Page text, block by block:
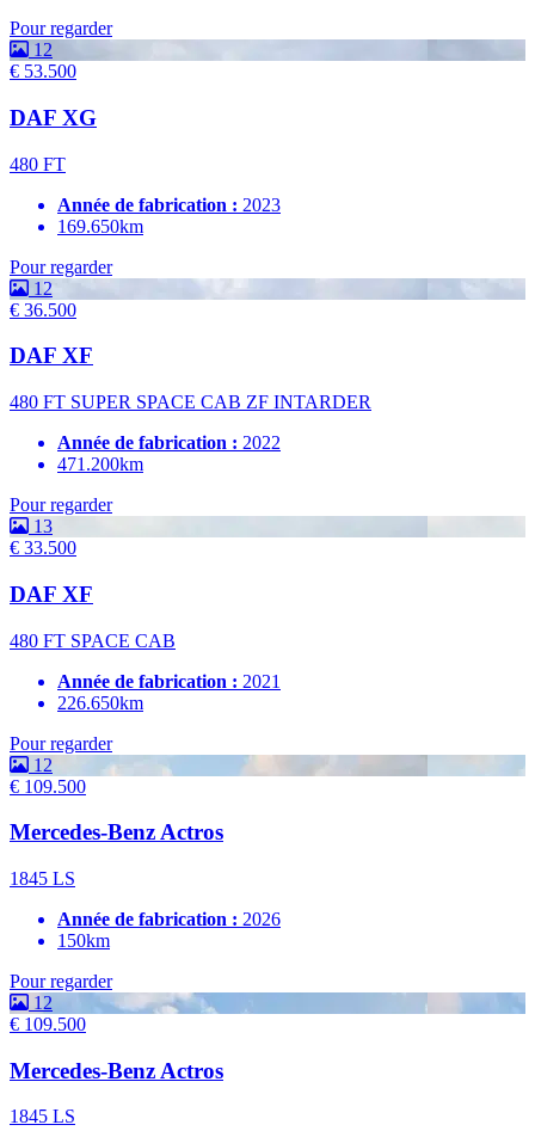
Pour regarder
12
€ 53.500
DAF XG
480 FT
Année de fabrication : 2023
169.650km
Pour regarder
12
€ 36.500
DAF XF
480 FT SUPER SPACE CAB ZF INTARDER
Année de fabrication : 2022
471.200km
Pour regarder
13
€ 33.500
DAF XF
480 FT SPACE CAB
Année de fabrication : 2021
226.650km
Pour regarder
12
€ 109.500
Mercedes-Benz Actros
1845 LS
Année de fabrication : 2026
150km
Pour regarder
12
€ 109.500
Mercedes-Benz Actros
1845 LS